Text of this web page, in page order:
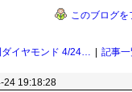
このブログを
週刊ダイヤモンド 4/24号 最強の中高一貫校 小学校・幼児教育 21116 記事
24 19:18:28